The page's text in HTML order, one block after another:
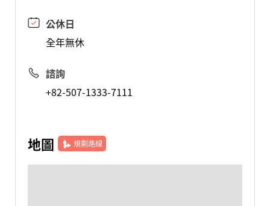
公休日
全年無休
諮詢
+82-507-1333-7111
地圖 規劃路線